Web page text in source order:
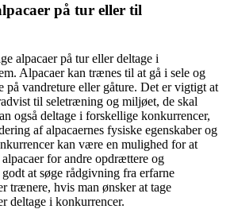
på tur eller til
alpacaer på tur eller deltage i
Alpacaer kan trænes til at gå i sele og
på vandreture eller gåture. Det er vigtigt at
til seletræning og miljøet, de skal
også deltage i forskellige konkurrencer,
af alpacaernes fysiske egenskaber og
kan være en mulighed for at
for andre opdrættere og
at søge rådgivning fra erfarne
trænere, hvis man ønsker at tage
deltage i konkurrencer.